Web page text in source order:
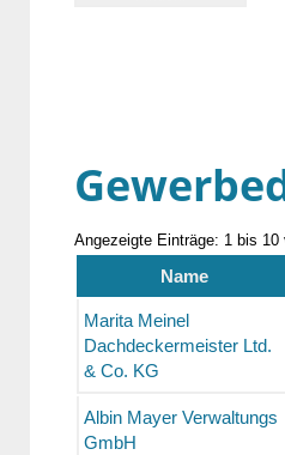
Angezeigte Einträge: 1 bis 10
Name
Marita Meinel
Dachdeckermeister Ltd.
& Co. KG
Albin Mayer Verwaltungs
GmbH